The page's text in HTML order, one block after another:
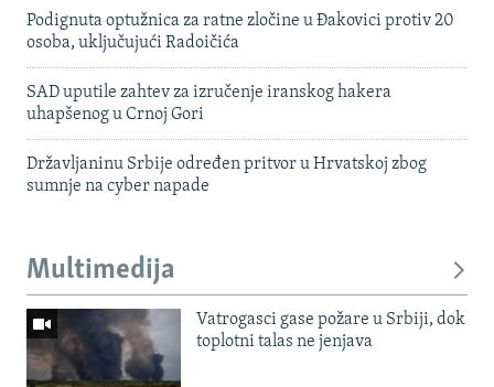
Podignuta optužnica za ratne zločine u Đakovici protiv 20
osoba, uključujući Radoičića
SAD uputile zahtev za izručenje iranskog hakera
uhapšenog u Crnoj Gori
Državljaninu Srbije određen pritvor u Hrvatskoj zbog
sumnje na cyber napade
Multimedija
Vatrogasci gase požare u Srbiji, dok
toplotni talas ne jenjava